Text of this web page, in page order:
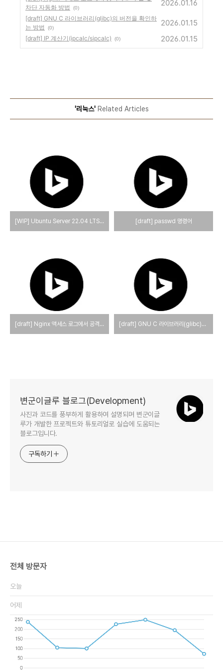
차단 자동화 방법
(0)
2026.01.16
[draft] GNU C 라이브러리(glibc)의 버전을 확인하
는 방법
(0)
2026.01.15
[draft] IP 계산기(ipcalc/sipcalc) (0) 2026.01.15
'리눅스'Related Articles
[WIP] Ubuntu Server 22.04 LTS를 설치하는 방법 [draft] passwd 명령어
[draft] Nginx 액세스 로그에서 공격자 IP 추출 및 차단 자동화 방법 [draft] GNU C 라이브러리(glibc)의 버전을 확인하는 방법
변군이글루 블로그(Development)
사진과 코드를 풍부하게 활용하여 설명되며 변군이글
루가 개발한 프로젝트와 튜토리얼로 실습에 도움되는
블로그입니다.
구독하기
전체 방문자
오늘
어제